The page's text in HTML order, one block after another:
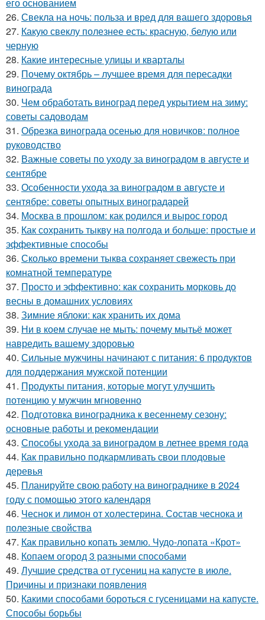
26. Свекла на ночь: польза и вред для вашего здоровья
27. Какую свеклу полезнее есть: красную, белую или
черную
28. Какие интересные улицы и кварталы
29. Почему октябрь – лучшее время для пересадки
винограда
30. Чем обработать виноград перед укрытием на зиму:
советы садоводам
31. Обрезка винограда осенью для новичков: полное
руководство
32. Важные советы по уходу за виноградом в августе и
сентябре
33. Особенности ухода за виноградом в августе и
сентябре: советы опытных виноградарей
34. Москва в прошлом: как родился и вырос город
35. Как сохранить тыкву на полгода и больше: простые и
эффективные способы
36. Сколько времени тыква сохраняет свежесть при
комнатной температуре
37. Просто и эффективно: как сохранить морковь до
весны в домашних условиях
38. Зимние яблоки: как хранить их дома
39. Ни в коем случае не мыть: почему мытьё может
навредить вашему здоровью
40. Сильные мужчины начинают с питания: 6 продуктов
для поддержания мужской потенции
41. Продукты питания, которые могут улучшить
потенцию у мужчин мгновенно
42. Подготовка виноградника к весеннему сезону:
основные работы и рекомендации
43. Способы ухода за виноградом в летнее время года
44. Как правильно подкармливать свои плодовые
деревья
45. Планируйте свою работу на винограднике в 2024
году с помощью этого календаря
46. Чеснок и лимон от холестерина. Состав чеснока и
полезные свойства
47. Как правильно копать землю. Чудо-лопата «Крот»
48. Копаем огород 3 разными способами
49. Лучшие средства от гусениц на капусте в июле.
Причины и признаки появления
50. Какими способами бороться с гусеницами на капусте.
Способы борьбы